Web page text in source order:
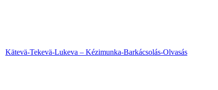
Kätevä-Tekevä-Lukeva – Kézimunka-Barkácsolás-Olvasás